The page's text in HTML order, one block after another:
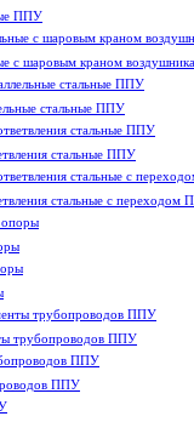
ППУ
с шаровым краном
стальные ППУ
стальные ППУ
стальные с переходом
трубопроводов ППУ
ППУ